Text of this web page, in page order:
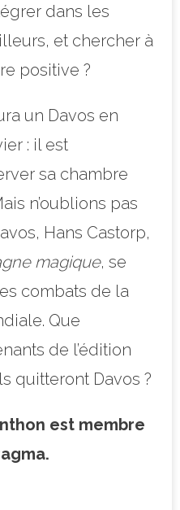
dans les
et chercher à
positive ?
un Davos en
: il est
sa chambre
n’oublions pas
Hans Castorp,
magique, se
combats de la
Que
de l’édition
quitteront Davos ?
est membre